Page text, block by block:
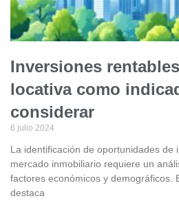
Inversiones
locativa como
considerar
6 julio 2024
La identificación de oportunidades de
mercado inmobiliario requiere un
factores económicos y demográficos.
destaca